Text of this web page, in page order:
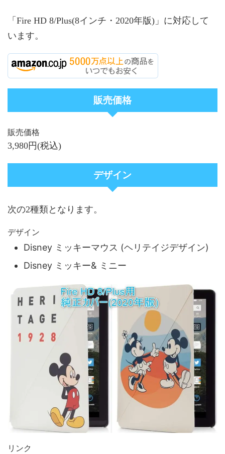
「Fire HD 8/Plus(8インチ・2020年版)」に対応して
います。
販売価格
販売価格
3,980円(税込)
デザイン
次の2種類となります。
デザイン
Disney ミッキーマウス (ヘリテイジデザイン)
Disney ミッキー& ミニー
リンク